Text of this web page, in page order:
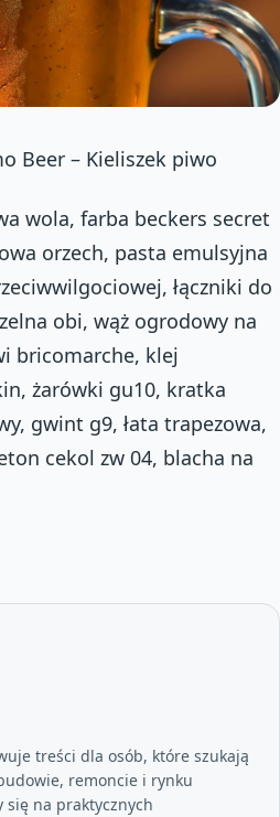
Beer – Kieliszek piwo
wola, farba beckers secret
orzech, pasta emulsyjna
łączniki do
obi, wąż ogrodowy na
bricomarche, klej
żarówki gu10, kratka
gwint g9, łata trapezowa,
cekol zw 04, blacha na
treści dla osób, które szukają
remoncie i rynku
się na praktycznych